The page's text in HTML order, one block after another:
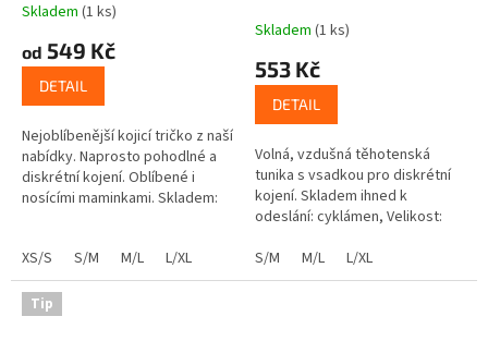
Průměrné
produktu
5
hvězdiček.
Skladem (1 ks)
od 549 Kč
DETAIL
Nejoblíbenější kojicí tričko z naší
nabídky. Naprosto pohodlné a
diskrétní kojení. Oblíbené i
nosícími maminkami. Skladem:
XS/S
S/M M/L L/XL
Skladem (1 ks)
553 Kč
DETAIL
Volná, vzdušná těhotenská
tunika s vsadkou pro diskrétní
kojení. Skladem ihned k
odeslání: cyklámen, Velikost:
šedý melír, Velikost: L/XL...
S/M M/L L/XL
Tip